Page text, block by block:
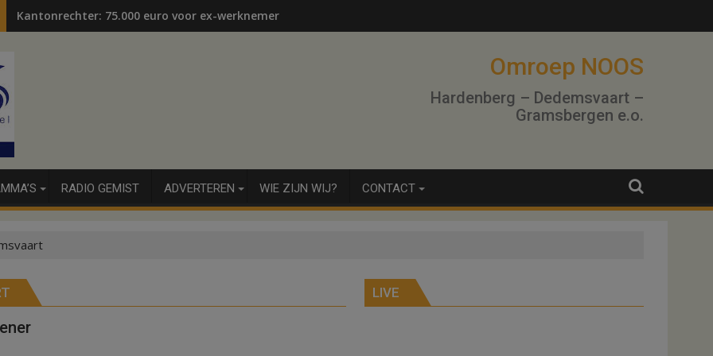
Kantonrechter: 75.000 euro voor ex-werknemers
Omroep NOOS
Hardenberg – Dedemsvaart –
Gramsbergen e.o.
RADIO GEMIST ADVERTEREN WIE ZIJN WIJ? CONTACT
LIVE